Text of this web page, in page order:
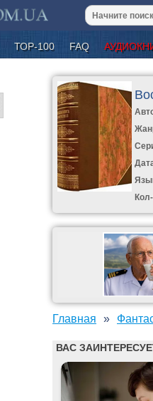
ТОР-100 FAQ
Главная